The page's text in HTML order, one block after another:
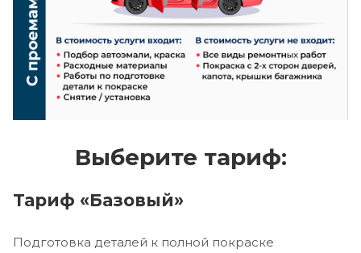
Выберите тариф:
Тариф «Базовый»
Подготовка деталей к полной покраске